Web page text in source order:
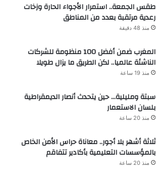
طقس الجمعة.. استمرار الأجواء الحارة وزخات
رعدية مرتقبة بعدد من المناطق
منذ 48 دقيقة
المغرب ضمن أفضل 100 منظومة للشركات
الناشئة عالميا.. لكن الطريق ما يزال طويلا
منذ 19 ساعة
سبتة ومليلية… حين يتحدث أنصار الديمقراطية
بلسان الاستعمار
منذ 20 ساعة
ثلاثة أشهر بلا أجور.. معاناة حراس الأمن الخاص
بالمؤسسات التعليمية بأكادير تتفاقم
منذ 20 ساعة